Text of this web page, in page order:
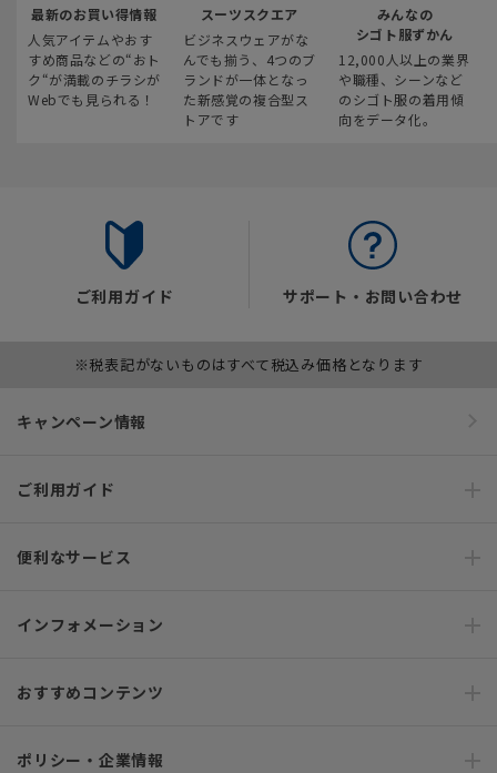
最新のお買い得情報
人気アイテムやおす
すめ商品などの“おト
ク“が満載のチラシが
Webでも見られる！
スーツスクエア
ビジネスウェアがな
んでも揃う、4つのブ
ランドが一体となっ
た新感覚の複合型ス
トアです
みんなの
シゴト服ずかん
12,000人以上の業界
や職種、シーンなど
のシゴト服の着用傾
向をデータ化。
ご利用ガイド サポート・お問い合わせ
※税表記がないものはすべて税込み価格となります
キャンペーン情報
ご利用ガイド
便利なサービス
インフォメーション
おすすめコンテンツ
ポリシー・企業情報